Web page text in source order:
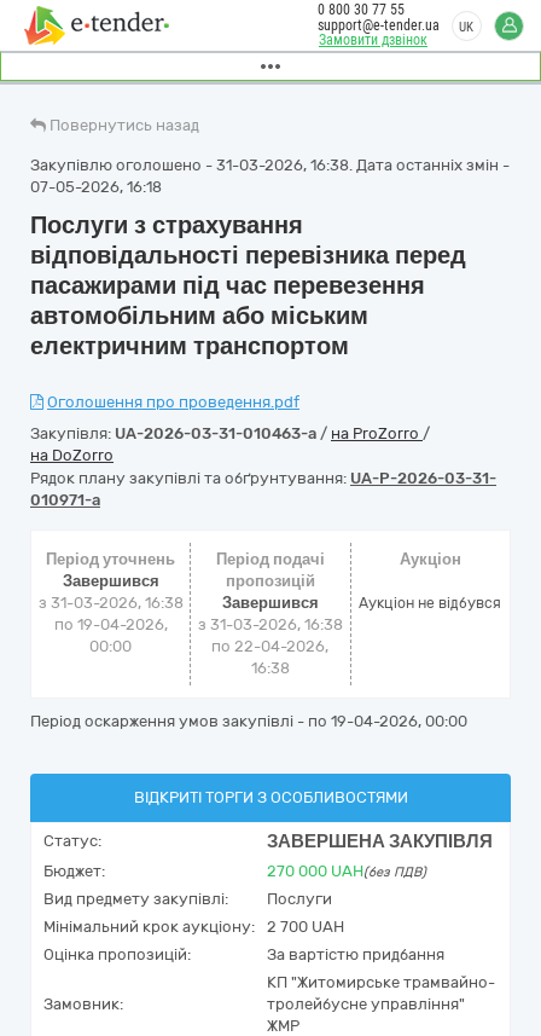
Замовити дзвінок
0 800 30 77 55
support@e-tender.ua
UK
Повернутись назад
Закупівлю оголошено - 31-03-2026, 16:38. Дата останніх змін -
07-05-2026, 16:18
Послуги з страхування
відповідальності перевізника перед
пасажирами під час перевезення
автомобільним або міським
електричним транспортом
Оголошення про проведення.pdf
Закупівля: UA-2026-03-31-010463-a / на ProZorro /
на DoZorro
Рядок плану закупівлі та обґрунтування: UA-P-2026-03-31-
010971-a
Період уточнень
Завершився
з 31-03-2026, 16:38
по 19-04-2026,
00:00
Період подачі
пропозицій
Завершився
з 31-03-2026, 16:38
по 22-04-2026,
16:38
Аукціон
Аукціон не відбувся
Період оскарження умов закупівлі - по 19-04-2026, 00:00
ВІДКРИТІ ТОРГИ З ОСОБЛИВОСТЯМИ
Статус: ЗАВЕРШЕНА ЗАКУПІВЛЯ
Бюджет: 270 000 UAH(без ПДВ)
Вид предмету закупівлі:
Послуги
Мінімальний крок аукціону:
2 700 UAH
Оцінка пропозицій:
За вартістю придбання
Замовник:
КП "Житомирське трамвайно-
тролейбусне управління"
ЖМР